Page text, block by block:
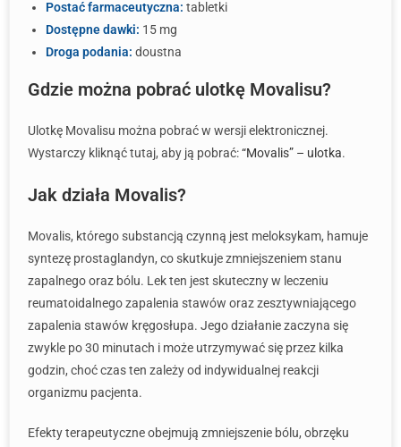
Postać farmaceutyczna: tabletki
Dostępne dawki: 15 mg
Droga podania: doustna
Gdzie można pobrać ulotkę Movalisu?
Ulotkę Movalisu można pobrać w wersji elektronicznej.
Wystarczy kliknąć tutaj, aby ją pobrać:“Movalis” – ulotka.
Jak działa Movalis?
Movalis, którego substancją czynną jest meloksykam, hamuje
syntezę prostaglandyn, co skutkuje zmniejszeniem stanu
zapalnego oraz bólu. Lek ten jest skuteczny w leczeniu
reumatoidalnego zapalenia stawów oraz zesztywniającego
zapalenia stawów kręgosłupa. Jego działanie zaczyna się
zwykle po 30 minutach i może utrzymywać się przez kilka
godzin, choć czas ten zależy od indywidualnej reakcji
organizmu pacjenta.
Efekty terapeutyczne obejmują zmniejszenie bólu, obrzęku